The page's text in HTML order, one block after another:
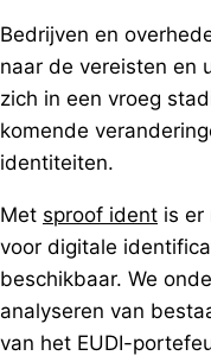
Bedrijven en
naar de vereisten en
zich in een vroeg
komende
identiteiten.
Met sproof ident is er
voor digitale
beschikbaar. We
analyseren van
van het EUDI-